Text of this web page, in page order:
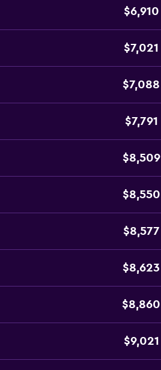
$6,910
$7,021
$7,088
$7,791
$8,509
$8,550
$8,577
$8,623
$8,860
$9,021